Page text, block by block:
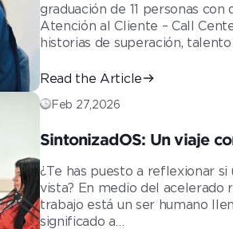
graduación de 11 personas
Atención al Cliente – Call
historias de superación, talento
Read the Article
Feb 27,2026
SintonizadOS: Un viaje
¿Te has puesto a reflexionar
vista? En medio del acelerado
trabajo está un ser humano
significado a…